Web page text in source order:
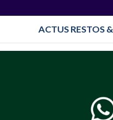
Toutes les
ACTUS RESTOS